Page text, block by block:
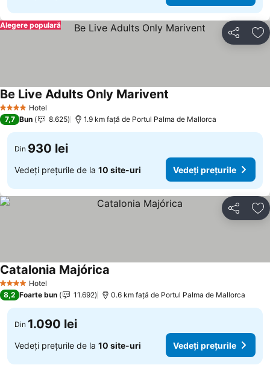
Distribuiți
Alegere populară
4 Stele Hotel
Be Live Adults Only Marivent
7,7 Bun 8.625 1.9 km faţă de Portul Palma de Mallorca
Din 930 lei
Vedeți prețurile de la 10 site-uri Vedeți prețurile
Distribuiți
4 Stele Hotel
Catalonia Majórica
8,2 Foarte bun 11.692 0.6 km faţă de Portul Palma de Mallorca
Din 1.090 lei
Vedeți prețurile de la 10 site-uri Vedeți prețurile